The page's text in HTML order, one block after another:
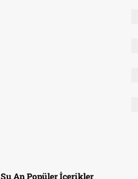
Şu An Popüler İçerikler